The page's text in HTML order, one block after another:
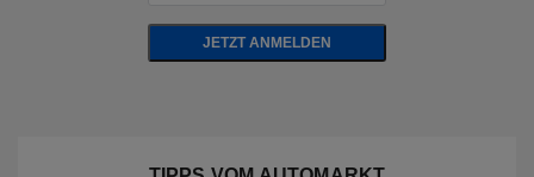
JETZT ANMELDEN